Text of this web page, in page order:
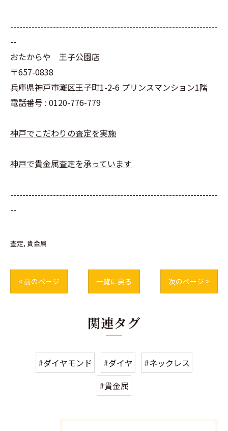
--------------------------------------------------------------------
--
おたからや 王子公園店
〒657-0838
兵庫県神戸市灘区王子町1-2-6 プリンスマンション1階
電話番号 : 0120-776-779
神戸でこだわりの査定を実施
神戸で貴金属査定を承っています
--------------------------------------------------------------------
--
査定 貴金属
< 前のページ 一覧に戻る 次のページ >
関連タグ
#ダイヤモンド #ダイヤ
#ネックレス
#貴金属